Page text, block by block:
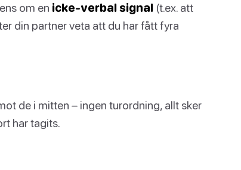
om en icke-verbal signal (t.ex. att
din partner veta att du har fått fyra
de i mitten – ingen turordning, allt sker
har tagits.